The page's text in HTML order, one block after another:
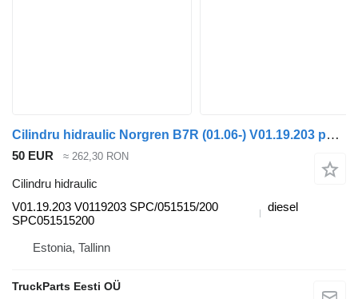
Cilindru hidraulic Norgren B7R (01.06-) V01.19.203 pentru autobuz Volvo B7, B8, B9, B12 bus (2005-)
50 EUR ≈ 262,30 RON
Cilindru hidraulic
V01.19.203 V0119203 SPC/051515/200
SPC051515200
diesel
Estonia, Tallinn
TruckParts Eesti OÜ